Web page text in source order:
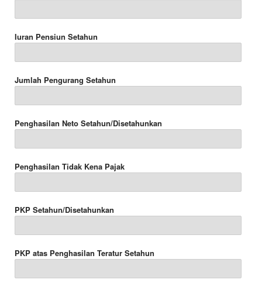
Iuran Pensiun Setahun
Jumlah Pengurang Setahun
Penghasilan Neto Setahun/Disetahunkan
Penghasilan Tidak Kena Pajak
PKP Setahun/Disetahunkan
PKP atas Penghasilan Teratur Setahun